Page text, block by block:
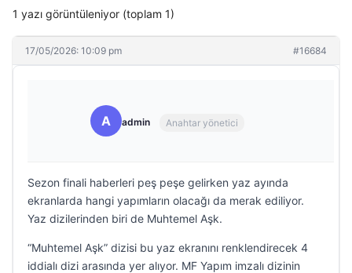
1 yazı görüntüleniyor (toplam 1)
17/05/2026: 10:09 pm #16684
A admin Anahtar yönetici
Sezon finali haberleri peş peşe gelirken yaz ayında
ekranlarda hangi yapımların olacağı da merak ediliyor.
Yaz dizilerinden biri de Muhtemel Aşk.
“Muhtemel Aşk” dizisi bu yaz ekranını renklendirecek 4
iddialı dizi arasında yer alıyor. MF Yapım imzalı dizinin